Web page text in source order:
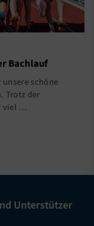
Bachlauf
schöne
Trotz der
viel …
Unterstützer